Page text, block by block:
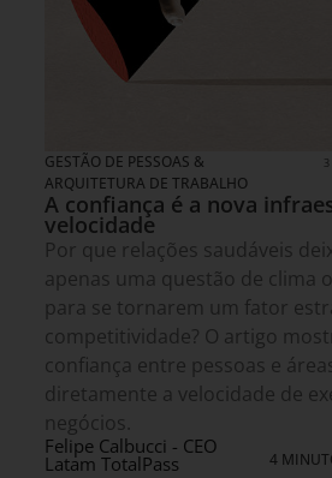
GESTÃO DE PESSOAS &
ARQUITETURA DE TRABALHO
A confiança é a nova
velocidade
Por que relações saudáveis
apenas uma questão de clima
para se tornarem um fator
competitividade? O artigo
confiança entre pessoas e
diretamente a velocidade de
negócios.
Felipe Calbucci - CEO
Latam TotalPass 4